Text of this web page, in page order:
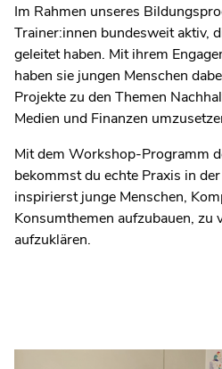
Im Rahmen unseres
Trainer:innen bundesweit aktiv,
geleitet haben. Mit ihrem
haben sie jungen Menschen
Projekte zu den Themen
Medien und Finanzen
Mit dem Workshop-Programm
bekommst du echte Praxis in
inspirierst junge Menschen,
Konsumthemen aufzubauen, zu
aufzuklären.